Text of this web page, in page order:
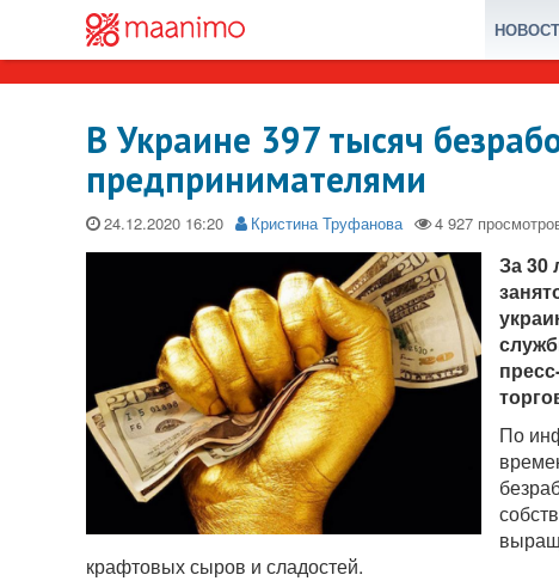
В Украине 397 тысяч
предпринимателями
24.12.2020 Кристина Труфанова
За 30
По
крафтовых сыров и сладостей.